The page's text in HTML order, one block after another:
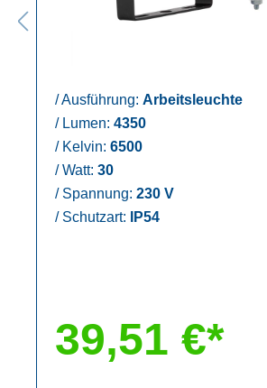
/Ausführung: Arbeitsleuchte
/Lumen: 4350
/Kelvin: 6500
/Watt: 30
/Spannung: 230 V
/Schutzart: IP54
39,51 €*